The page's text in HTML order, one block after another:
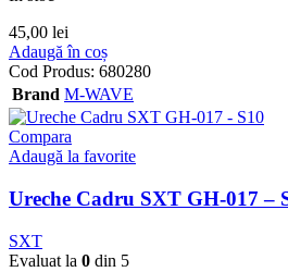
45,00 lei
Adaugă în coș
Cod Produs: 680280
Brand M-WAVE
Compara
Adaugă la favorite
Ureche Cadru SXT GH-017 –
SXT
Evaluat la 0 din 5